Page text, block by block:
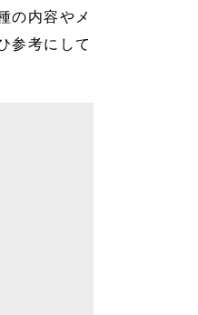
の内容やメ
参考にして